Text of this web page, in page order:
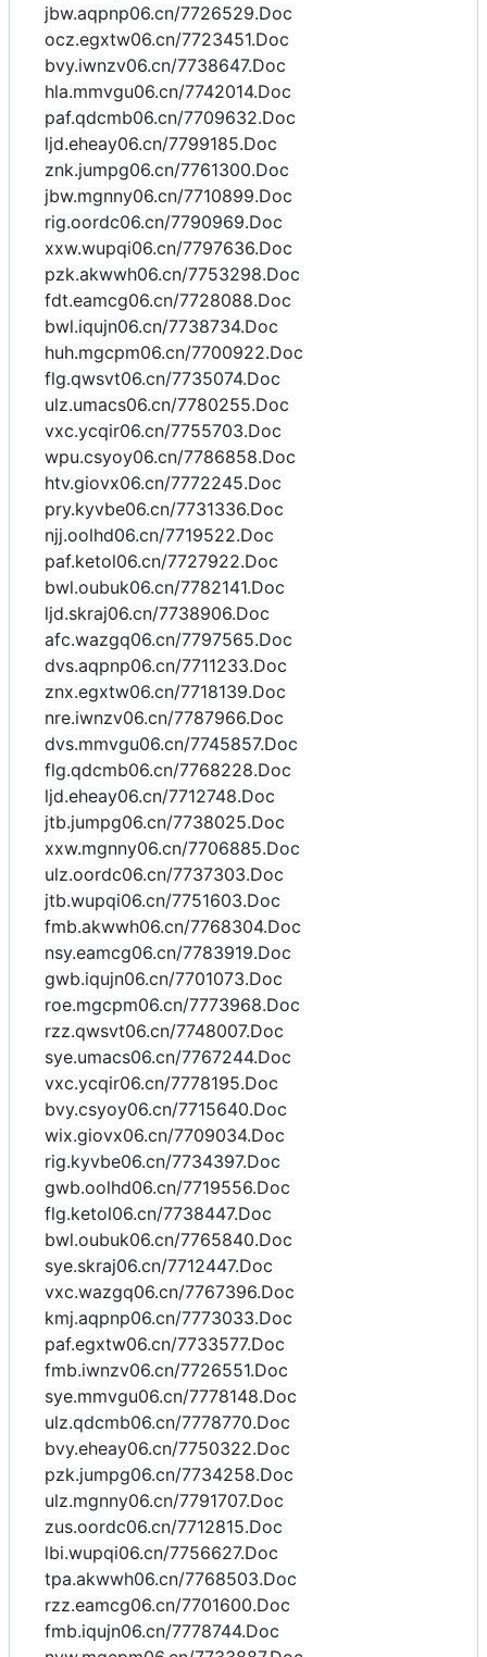
jbw.aqpnp06.cn/7726529.Doc
ocz.egxtw06.cn/7723451.Doc
bvy.iwnzv06.cn/7738647.Doc
hla.mmvgu06.cn/7742014.Doc
paf.qdcmb06.cn/7709632.Doc
ljd.eheay06.cn/7799185.Doc
znk.jumpg06.cn/7761300.Doc
jbw.mgnny06.cn/7710899.Doc
rig.oordc06.cn/7790969.Doc
xxw.wupqi06.cn/7797636.Doc
pzk.akwwh06.cn/7753298.Doc
fdt.eamcg06.cn/7728088.Doc
bwl.iqujn06.cn/7738734.Doc
huh.mgcpm06.cn/7700922.Doc
flg.qwsvt06.cn/7735074.Doc
ulz.umacs06.cn/7780255.Doc
vxc.ycqir06.cn/7755703.Doc
wpu.csyoy06.cn/7786858.Doc
htv.giovx06.cn/7772245.Doc
pry.kyvbe06.cn/7731336.Doc
njj.oolhd06.cn/7719522.Doc
paf.ketol06.cn/7727922.Doc
bwl.oubuk06.cn/7782141.Doc
ljd.skraj06.cn/7738906.Doc
afc.wazgq06.cn/7797565.Doc
dvs.aqpnp06.cn/7711233.Doc
znx.egxtw06.cn/7718139.Doc
nre.iwnzv06.cn/7787966.Doc
dvs.mmvgu06.cn/7745857.Doc
flg.qdcmb06.cn/7768228.Doc
ljd.eheay06.cn/7712748.Doc
jtb.jumpg06.cn/7738025.Doc
xxw.mgnny06.cn/7706885.Doc
ulz.oordc06.cn/7737303.Doc
jtb.wupqi06.cn/7751603.Doc
fmb.akwwh06.cn/7768304.Doc
nsy.eamcg06.cn/7783919.Doc
gwb.iqujn06.cn/7701073.Doc
roe.mgcpm06.cn/7773968.Doc
rzz.qwsvt06.cn/7748007.Doc
sye.umacs06.cn/7767244.Doc
vxc.ycqir06.cn/7778195.Doc
bvy.csyoy06.cn/7715640.Doc
wix.giovx06.cn/7709034.Doc
rig.kyvbe06.cn/7734397.Doc
gwb.oolhd06.cn/7719556.Doc
flg.ketol06.cn/7738447.Doc
bwl.oubuk06.cn/7765840.Doc
sye.skraj06.cn/7712447.Doc
vxc.wazgq06.cn/7767396.Doc
kmj.aqpnp06.cn/7773033.Doc
paf.egxtw06.cn/7733577.Doc
fmb.iwnzv06.cn/7726551.Doc
sye.mmvgu06.cn/7778148.Doc
ulz.qdcmb06.cn/7778770.Doc
bvy.eheay06.cn/7750322.Doc
pzk.jumpg06.cn/7734258.Doc
ulz.mgnny06.cn/7791707.Doc
zus.oordc06.cn/7712815.Doc
lbi.wupqi06.cn/7756627.Doc
tpa.akwwh06.cn/7768503.Doc
rzz.eamcg06.cn/7701600.Doc
fmb.iqujn06.cn/7778744.Doc